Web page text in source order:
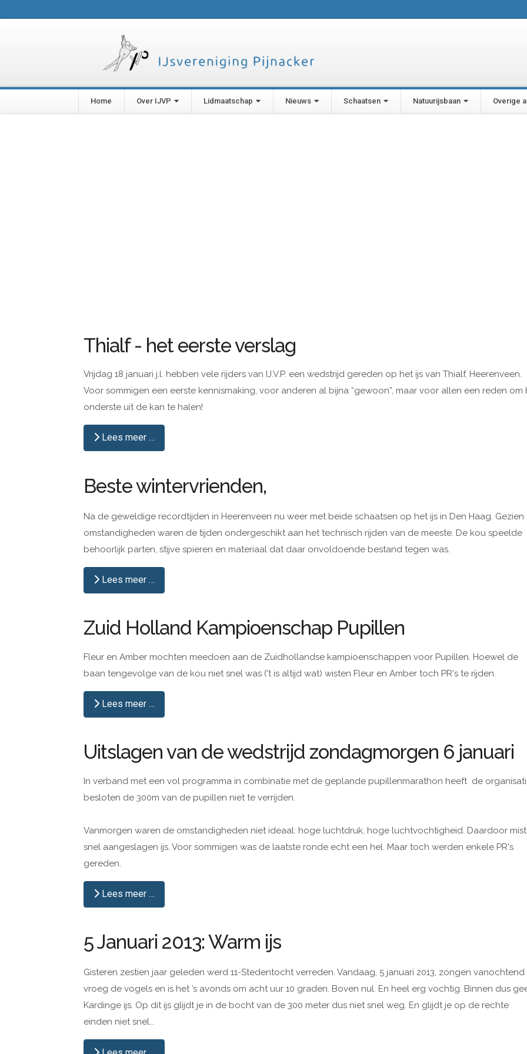
Home Over IJVP Lidmaatschap Nieuws Schaatsen Natuurijsbaan Overige
Thialf - het eerste verslag
Vrijdag 18 januari j.l. hebben vele rijders van IJ.V.P. een wedstrijd gereden op het ijs van Thialf, Heerenveen.
Voor sommigen een eerste kennismaking, voor anderen al bijna “gewoon”, maar voor allen een reden om
onderste uit de kan te halen!
Lees meer …
Beste wintervrienden,
Na de geweldige recordtijden in Heerenveen nu weer met beide schaatsen op het ijs in Den Haag. Gezien
omstandigheden waren de tijden ondergeschikt aan het technisch rijden van de meeste. De kou speelde
behoorlijk parten, stijve spieren en materiaal dat daar onvoldoende bestand tegen was.
Lees meer …
Zuid Holland Kampioenschap Pupillen
Fleur en Amber mochten meedoen aan de Zuidhollandse kampioenschappen voor Pupillen. Hoewel de
baan tengevolge van de kou niet snel was ('t is altijd wat) wisten Fleur en Amber toch PR's te rijden.
Lees meer …
Uitslagen van de wedstrijd zondagmorgen 6 januari
In verband met een vol programma in combinatie met de geplande pupillenmarathon heeft de
besloten de 300m van de pupillen niet te verrijden.
Vanmorgen waren de omstandigheden niet ideaal: hoge luchtdruk, hoge luchtvochtigheid. Daardoor
snel aangeslagen ijs. Voor sommigen was de laatste ronde echt een hel. Maar toch werden enkele PR's
gereden.
Lees meer …
5 Januari 2013: Warm ijs
Gisteren zestien jaar geleden werd 11-Stedentocht verreden. Vandaag, 5 januari 2013, zongen vanochtend
vroeg de vogels en is het ’s avonds om acht uur 10 graden. Boven nul. En heel erg vochtig. Binnen dus
Kardinge ijs. Op dit ijs glijdt je in de bocht van de 300 meter dus niet snel weg. En glijdt je op de rechte
einden niet snel...